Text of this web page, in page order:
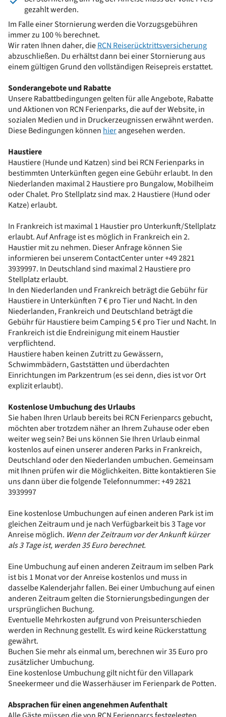
gezahlt werden.
Im Falle einer Stornierung werden die Vorzugsgebühren
immer zu 100 % berechnet.
Wir raten Ihnen daher, dieRCN Reiserücktrittsversicherung
abzuschließen. Du erhältst dann bei einer Stornierung aus
einem gültigen Grund den vollständigen Reisepreis erstattet.
Sonderangebote und Rabatte
Unsere Rabattbedingungen gelten für alle Angebote, Rabatte
und Aktionen von RCN Ferienparks, die auf der Website, in
sozialen Medien und in Druckerzeugnissen erwähnt werden.
Diese Bedingungen können hierangesehen werden.
Haustiere
Haustiere (Hunde und Katzen) sind bei RCN Ferienparks in
bestimmten Unterkünften gegen eine Gebühr erlaubt. In den
Niederlanden maximal 2 Haustiere pro Bungalow, Mobilheim
oder Chalet. Pro Stellplatz sind max. 2 Haustiere (Hund oder
Katze) erlaubt.
In Frankreich ist maximal 1 Haustier pro Unterkunft/Stellplatz
erlaubt. Auf Anfrage ist es möglich in Frankreich ein 2.
Haustier mit zu nehmen. Dieser Anfrage können Sie
informieren bei unserem ContactCenter unter +49 2821
3939997. In Deutschland sind maximal 2 Haustiere pro
Stellplatz erlaubt.
In den Niederlanden und Frankreich beträgt die Gebühr für
Haustiere in Unterkünften 7 € pro Tier und Nacht. In den
Niederlanden, Frankreich und Deutschland beträgt die
Gebühr für Haustiere beim Camping 5 € pro Tier und Nacht. In
Frankreich ist die Endreinigung mit einem Haustier
verpflichtend.
Haustiere haben keinen Zutritt zu Gewässern,
Schwimmbädern, Gaststätten und überdachten
Einrichtungen im Parkzentrum (es sei denn, dies ist vor Ort
explizit erlaubt).
Kostenlose Umbuchung des Urlaubs
Sie haben Ihren Urlaub bereits bei RCN Ferienparcs gebucht,
möchten aber trotzdem näher an Ihrem Zuhause oder eben
weiter weg sein? Bei uns können Sie Ihren Urlaub einmal
kostenlos auf einen unserer anderen Parks in Frankreich,
Deutschland oder den Niederlanden umbuchen. Gemeinsam
mit Ihnen prüfen wir die Möglichkeiten. Bitte kontaktieren Sie
uns dann über die folgende Telefonnummer: +49 2821
3939997
Eine kostenlose Umbuchungen auf einen anderen Park ist im
gleichen Zeitraum und je nach Verfügbarkeit bis 3 Tage vor
Anreise möglich. Wenn der Zeitraum vor der Ankunft kürzer
als 3 Tage ist, werden 35 Euro berechnet.
Eine Umbuchung auf einen anderen Zeitraum im selben Park
ist bis 1 Monat vor der Anreise kostenlos und muss in
dasselbe Kalenderjahr fallen. Bei einer Umbuchung auf einen
anderen Zeitraum gelten die Stornierungsbedingungen der
ursprünglichen Buchung.
Eventuelle Mehrkosten aufgrund von Preisunterschieden
werden in Rechnung gestellt. Es wird keine Rückerstattung
gewährt.
Buchen Sie mehr als einmal um, berechnen wir 35 Euro pro
zusätzlicher Umbuchung.
Eine kostenlose Umbuchung gilt nicht für den Villapark
Sneekermeer und die Wasserhäuser im Ferienpark de Potten.
Absprachen für einen angenehmen Aufenthalt